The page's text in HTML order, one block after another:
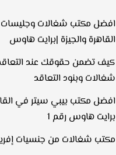
ع
ن
:
افضل مكتب شغالات
القاهرة والجيزة |برايت هاوس
كيف تضمن حقوقك عند
شغالات وبنود التعاقد
افضل مكتب بيبي سيتر في
برايت هاوس رقم 1
مكتب شغالات من جنسيات